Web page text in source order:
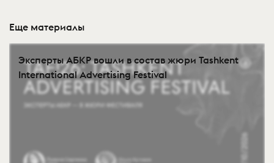
Еще материалы
Эксперты АБКР вошли в состав жюри Tashkent
International Advertising Festival